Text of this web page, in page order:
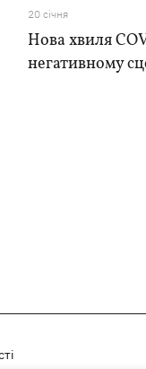
20 сiчня
Нова хвиля
негативному